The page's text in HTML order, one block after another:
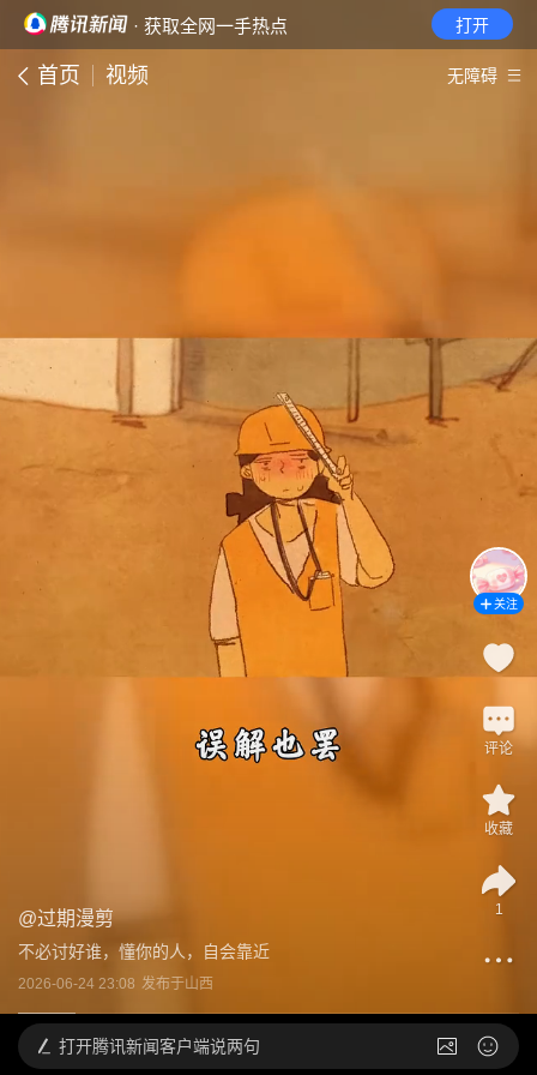
· 获取全网一手热点 打开
首页 视频 无障碍
@过期漫剪
不必讨好谁，懂你的人，自会靠近
2026-06-24 23:08 发布于山西
关注
评论
收藏
1
打开腾讯新闻客户端说两句